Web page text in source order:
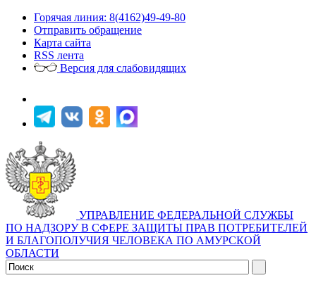
Горячая линия: 8(4162)49-49-80
Отправить обращение
Карта сайта
RSS лента
Версия для слабовидящих
УПРАВЛЕНИЕ ФЕДЕРАЛЬНОЙ СЛУЖБЫ
ПО НАДЗОРУ В СФЕРЕ ЗАЩИТЫ ПРАВ ПОТРЕБИТЕЛЕЙ
И БЛАГОПОЛУЧИЯ ЧЕЛОВЕКА ПО АМУРСКОЙ
ОБЛАСТИ